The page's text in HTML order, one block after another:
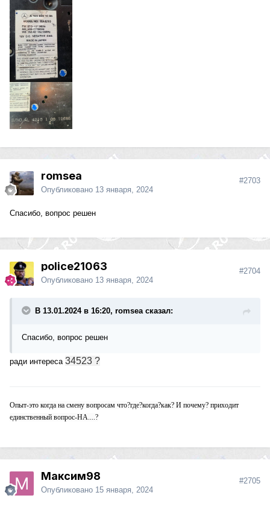
romsea
Опубликовано 13 января, 2024
#2703
Спасибо, вопрос решен
police21063
Опубликовано 13 января, 2024
#2704
В 13.01.2024 в 16:20, romsea сказал:
Спасибо, вопрос решен
ради интереса 34523 ?
Опыт-это когда на смену вопросам что?где?когда?как? И почему? приходит
единственный вопрос-НА....?
Максим98
Опубликовано 15 января, 2024
#2705